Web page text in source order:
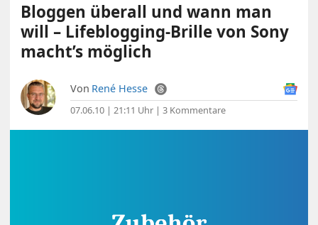
Bloggen überall und wann man
will – Lifeblogging-Brille von Sony
macht’s möglich
Von René Hesse
07.06.10 | 21:11 Uhr |3 Kommentare